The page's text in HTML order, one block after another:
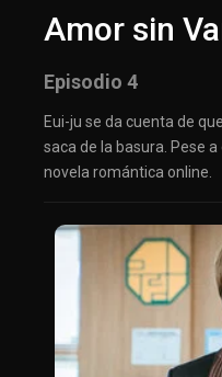
Amor sin
Episodio 4
Eui-ju se da cuenta de
saca de la basura. Pese
novela romántica online.